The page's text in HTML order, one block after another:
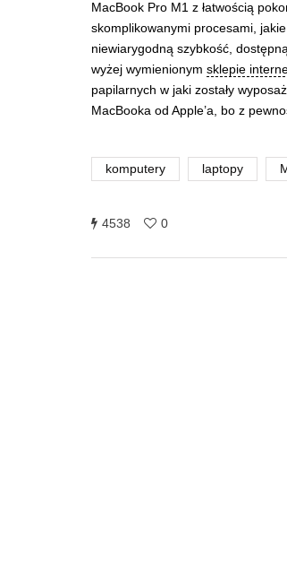
MacBook Pro M1 z łatwością
skomplikowanymi procesami,
niewiarygodną szybkość,
wyżej wymienionym sklepie
papilarnych w jaki zostały
MacBooka od Apple’a, bo z
komputery laptopy
4538 0